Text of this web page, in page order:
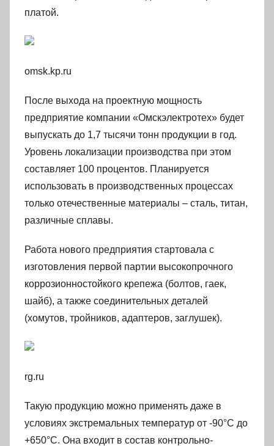
платой.
omsk.kp.ru
После выхода на проектную мощность
предприятие компании «Омскэлектротех» будет
выпускать до 1,7 тысячи тонн продукции в год.
Уровень локализации производства при этом
составляет 100 процентов. Планируется
использовать в производственных процессах
только отечественные материалы – сталь, титан,
различные сплавы.
Работа нового предприятия стартовала с
изготовления первой партии высокопрочного
коррозионностойкого крепежа (болтов, гаек,
шайб), а также соединительных деталей
(хомутов, тройников, адаптеров, заглушек).
rg.ru
Такую продукцию можно применять даже в
условиях экстремальных температур от -90°С до
+650°С. Она входит в состав контрольно-